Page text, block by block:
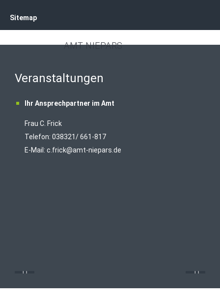
AMT NIEPARS
Sitemap
Veranstaltungen
Ihr Ansprechpartner im Amt
Frau C. Frick
Telefon: 038321/ 661-817
E-Mail: c.frick@amt-niepars.de